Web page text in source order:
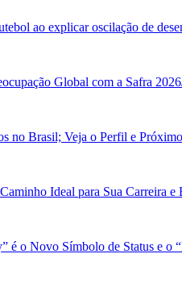
ao explicar oscilação de
Global com a Safra
no Brasil; Veja o Perfil e
Ideal para Sua Carreira
é o Novo Símbolo de Status e o